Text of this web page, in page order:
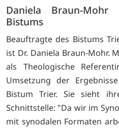
Daniela Braun-
Bistums
Beauftragte des Bistums
ist Dr. Daniela Braun-Mohr.
als Theologische
Umsetzung der
Bistum Trier. Sie sieht
Schnittstelle: "Da wir im
mit synodalen Formaten